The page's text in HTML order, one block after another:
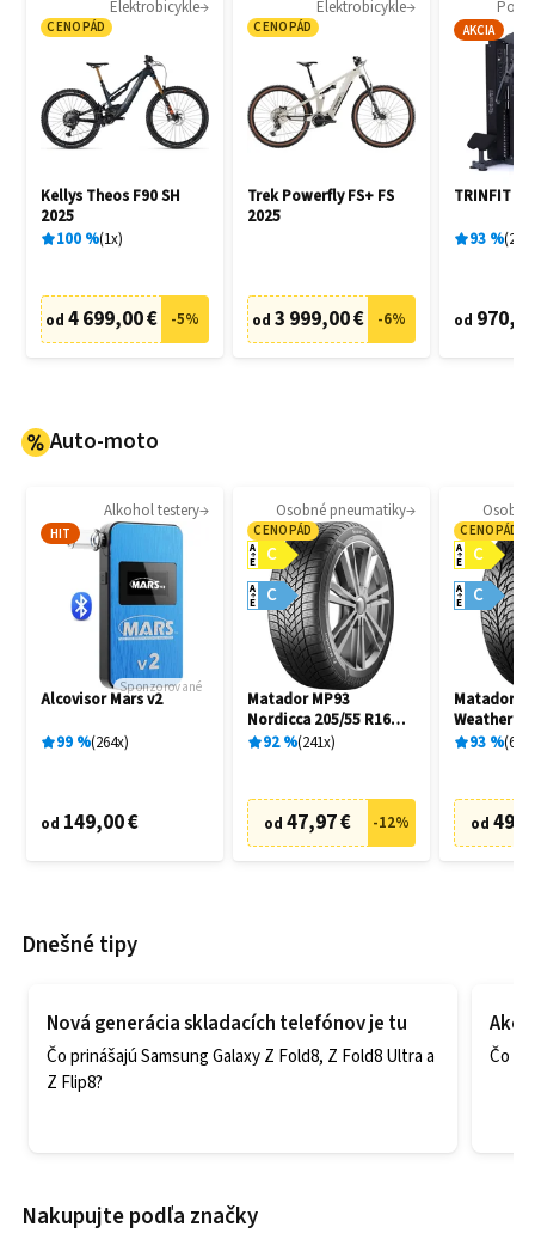
Elektrobicykle
CENOPÁD
Kellys Theos F90 SH
2025
100% 1x
od 4 699,00 € -5%
Elektrobicykle
CENOPÁD
Trek Powerfly FS+ FS
2025
od 3 999,00 € -6%
AKCIA
TRINFIT
93% 2
od
Auto-moto
Alkohol testery
HIT
Sponzorované
Alcovisor Mars v2
99% 264x
od 149,00 €
Osobné pneumatiky
CENOPÁD
C
A
E
C
A
E
Matador MP93
Nordicca 205/55 R16
91H
92% 241x
od 47,97 € -12%
CENOPÁD
C
A
E
C
A
E
Matador
Weather
R16 91H
93% 69
od
Dnešné tipy
Nová generácia skladacích telefónov je tu
Čo prinášajú Samsung Galaxy Z Fold8, Z Fold8 Ultra a
Z Flip8?
Ako
Čo
Nakupujte podľa značky